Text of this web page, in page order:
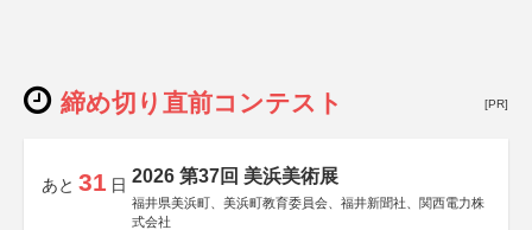
締め切り直前コンテスト [PR]
あと 31 日 2026 第37回 美浜美術展
福井県美浜町、美浜町教育委員会、福井新聞社、関西電力株
式会社